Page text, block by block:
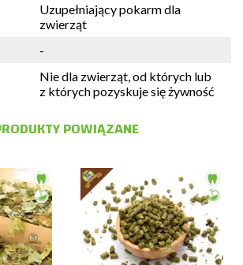
Uzupełniający pokarm dla
zwierząt
-
Nie dla zwierząt, od których lub
z których pozyskuje się żywność
POWIĄZANE